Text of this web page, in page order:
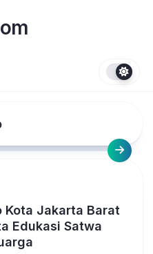
Jakarta Barat
Edukasi Satwa